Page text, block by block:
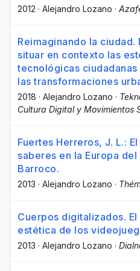
2012 · Alejandro Lozano ·
Reimaginando la ciudad.
situar en contexto las
tecnológicas
las transformaciones
2018 · Alejandro Lozano ·
Cultura Digital y Movimientos
Fuertes Herreros, J. L.:
saberes en la Europa
Barroco.
2013 · Alejandro Lozano ·
Cuerpos digitalizados.
estética de los
2013 · Alejandro Lozano ·